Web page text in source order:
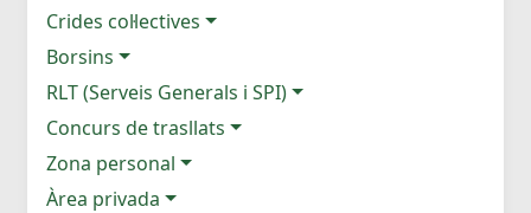
Crides col·lectives
Borsins
RLT (Serveis Generals i SPI)
Concurs de trasllats
Zona personal
Àrea privada